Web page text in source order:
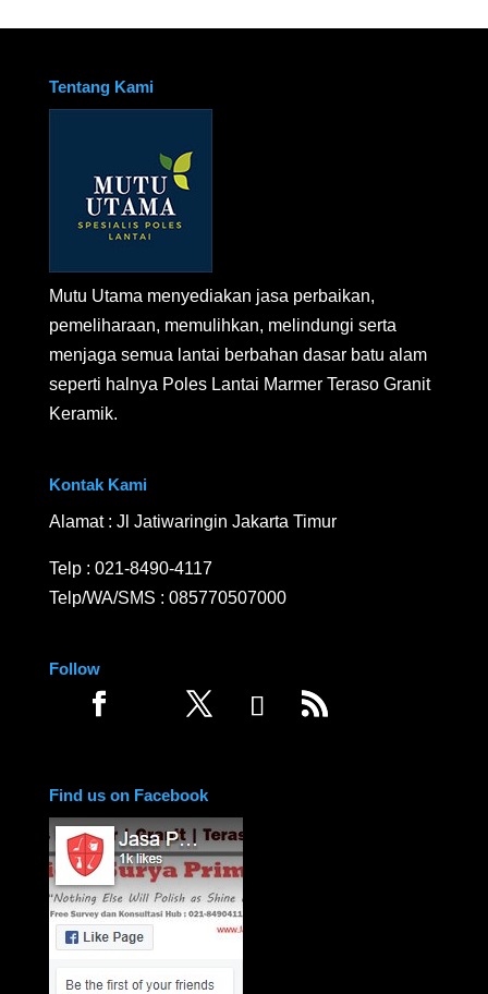
Tentang Kami
Mutu Utama menyediakan jasa perbaikan,
pemeliharaan, memulihkan, melindungi serta
menjaga semua lantai berbahan dasar batu alam
seperti halnya Poles Lantai Marmer Teraso Granit
Keramik.
Kontak Kami
Alamat : Jl Jatiwaringin Jakarta Timur
Telp : 021-8490-4117
Telp/WA/SMS : 085770507000
Follow
Find us on Facebook